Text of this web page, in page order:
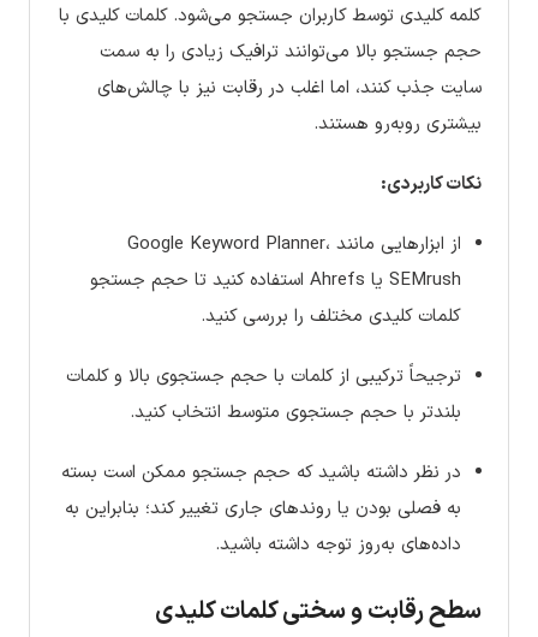
کلمه کلیدی توسط کاربران جستجو می‌شود. کلمات کلیدی با
حجم جستجو بالا می‌توانند ترافیک زیادی را به سمت
سایت جذب کنند، اما اغلب در رقابت نیز با چالش‌های
بیشتری روبه‌رو هستند.
نکات کاربردی:
از ابزارهایی مانند Google Keyword Planner،
SEMrush یا Ahrefs استفاده کنید تا حجم جستجو
کلمات کلیدی مختلف را بررسی کنید.
ترجیحاً ترکیبی از کلمات با حجم جستجوی بالا و کلمات
بلندتر با حجم جستجوی متوسط انتخاب کنید.
در نظر داشته باشید که حجم جستجو ممکن است بسته
به فصلی بودن یا روندهای جاری تغییر کند؛ بنابراین به
داده‌های به‌روز توجه داشته باشید.
سطح رقابت و سختی کلمات کلیدی